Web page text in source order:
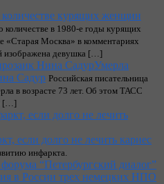
курящих женщин
количестве в 1980-е годы курящих
«Старая Москва» в комментариях
изображена девушка […]
Умерла
Садур Российская писательница
в возрасте 73 лет. Об этом ТАСС
[…]
если долго не лечить кариес
инфаркта.